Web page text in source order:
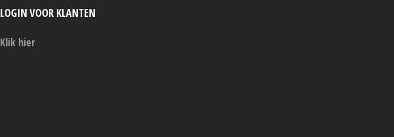
LOGIN VOOR KLANTEN
Klik hier